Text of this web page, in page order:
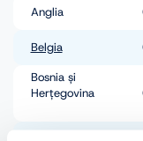
Anglia
Belgia
Bosnia și
Herțegovina